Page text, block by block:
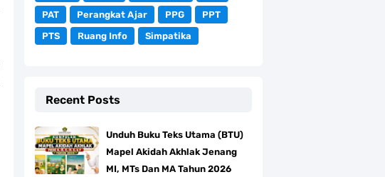
PAT
Perangkat Ajar PPG
PPT
PTS
Ruang Info Simpatika
Recent Posts
Unduh Buku Teks Utama (BTU)
Mapel Akidah Akhlak Jenang
MI, MTs Dan MA Tahun 2026